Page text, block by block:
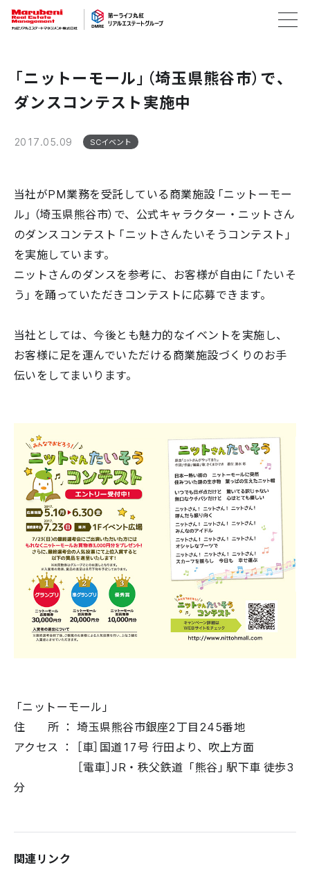
「ニットーモール」（埼玉県熊谷市）で、
ダンスコンテスト実施中
2017.05.09 SCイベント
当社がPM業務を受託している商業施設「ニットーモー
ル」（埼玉県熊谷市）で、公式キャラクター・ニットさん
のダンスコンテスト「ニットさんたいそうコンテスト」
を実施しています。
ニットさんのダンスを参考に、お客様が自由に「たいそ
う」を踊っていただきコンテストに応募できます。
当社としては、今後とも魅力的なイベントを実施し、
お客様に足を運んでいただける商業施設づくりのお手
伝いをしてまいります。
「ニットーモール」
住 所 ： 埼玉県熊谷市銀座2丁目245番地
アクセス ： ［車］国道17号 行田より、吹上方面
［電車］JR・秩父鉄道 「熊谷」駅下車 徒歩3
分
関連リンク